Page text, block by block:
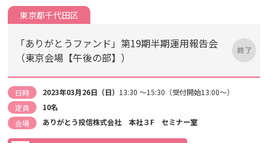
東京都千代田区
「ありがとうファンド」第19期半期運用報告会
（東京会場【午後の部】）
日時 2023年03月26日（日） 13:30 ～15:30（受付開始13:00～）
定員
10名
会場
ありがとう投信株式会社 本社３F セミナー室